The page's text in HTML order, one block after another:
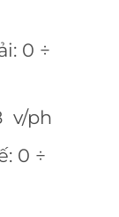
0 ÷
v/ph
0 ÷